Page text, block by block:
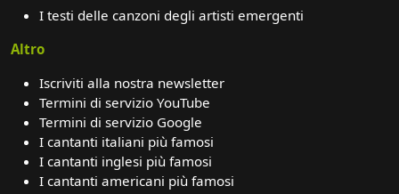
I testi delle canzoni degli artisti emergenti
Altro
Iscriviti alla nostra newsletter
Termini di servizio YouTube
Termini di servizio Google
I cantanti italiani più famosi
I cantanti inglesi più famosi
I cantanti americani più famosi